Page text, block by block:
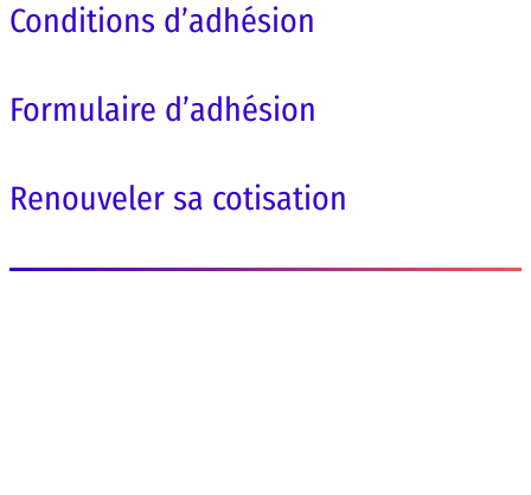
Conditions d’adhésion
Formulaire d’adhésion
Renouveler sa cotisation